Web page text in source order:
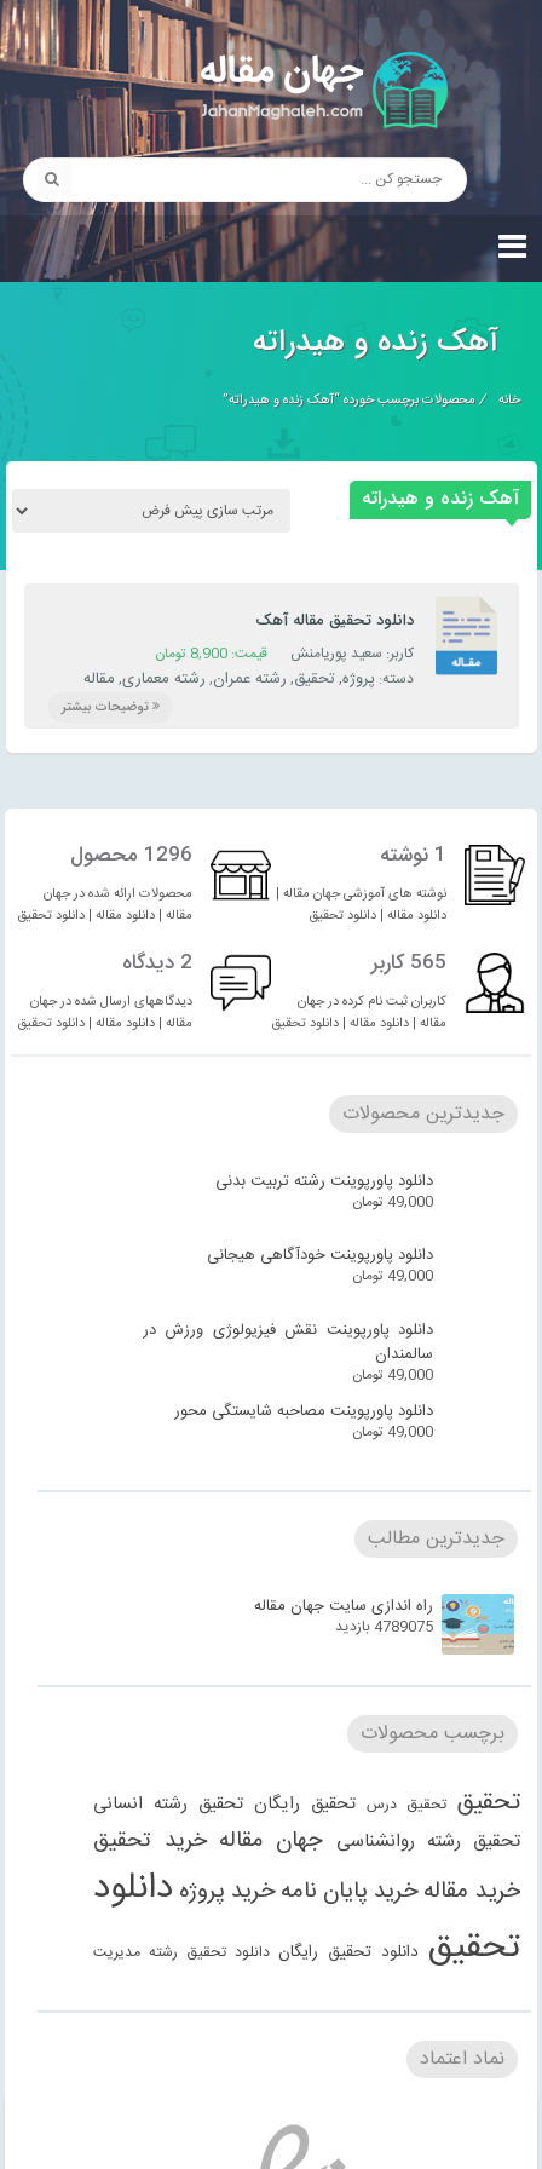
آهک زنده و هیدراته
خانه /محصولات برچسب خورده “آهک زنده و هیدراته”
آهک زنده و هیدراته
دانلود تحقیق مقاله آهک
کاربر: سعید پوریامنش قیمت: 8,900 تومان
دسته: پروژه, تحقیق, رشته عمران, رشته معماری, مقاله
توضیحات بیشتر
1 نوشته
نوشته های آموزشی جهان مقاله |
دانلود مقاله | دانلود تحقیق
1296 محصول
محصولات ارائه شده در جهان
مقاله | دانلود مقاله | دانلود تحقیق
565 کاربر
کاربران ثبت نام کرده در جهان
مقاله | دانلود مقاله | دانلود تحقیق
2 دیدگاه
دیدگاههای ارسال شده در جهان
مقاله | دانلود مقاله | دانلود تحقیق
جدیدترین محصولات
دانلود پاورپوینت رشته تربیت بدنی
49,000 تومان
دانلود پاورپوینت خودآگاهی هیجانی
49,000 تومان
دانلود پاورپوینت نقش فیزیولوژی ورزش در
سالمندان
49,000 تومان
دانلود پاورپوینت مصاحبه شایستگی محور
49,000 تومان
جدیدترین مطالب
راه اندازی سایت جهان مقاله
4789075 بازدید
برچسب محصولات
تحقیق تحقیق درس تحقیق رایگان تحقیق رشته انسانی
تحقیق رشته روانشناسی جهان مقاله خرید تحقیق
خرید مقالهخرید پایان نامهخرید پروژه دانلود
تحقیق دانلود تحقیق رایگان دانلود تحقیق رشته مدیریت
دانلود مقاله دانلود مقاله رایگان دانلود مقاله رشته
انسانی دانلود مقاله رشته علوم انسانی
دانلود پاورپوینت دانلود پروژه
نماد اعتماد